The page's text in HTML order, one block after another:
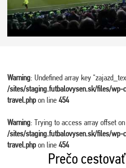
Warning: Undefined array key
/sites/staging.futbalovysen.sk/files/wp-
travel.phpon line 454
Warning: Trying to access array offset
/sites/staging.futbalovysen.sk/files/wp-
travel.phpon line 454
Prečo